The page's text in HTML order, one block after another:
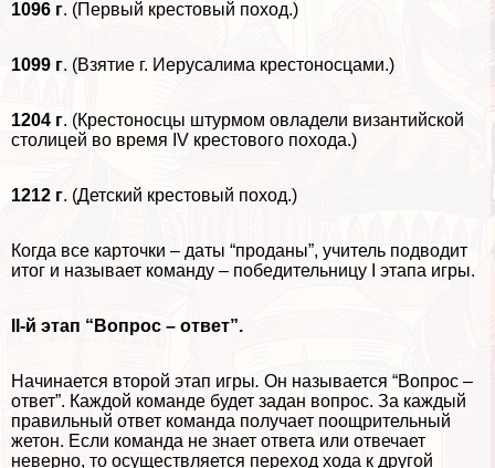
1096 г. (Первый крестовый поход.)
1099 г. (Взятие г. Иерусалима крестоносцами.)
1204 г. (Крестоносцы штурмом овладели византийской
столицей во время IV крестового похода.)
1212 г. (Детский крестовый поход.)
Когда все карточки – даты “проданы”, учитель подводит
итог и называет комaнду – победительницу I этапа игры.
II-й этап “Вопрос – ответ”.
Начинается второй этап игры. Он называется “Вопрос –
ответ”. Каждой комaнде будет задан вопрос. За каждый
правильный ответ комaнда получает поощрительный
жетон. Если комaнда не знает ответа или отвечает
неверно, то осуществляется переход хода к другой